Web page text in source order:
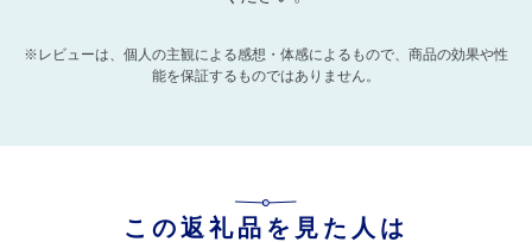
※レビューは、個人の主観による感想・体感によるもので、商品の効果や性
能を保証するものではありません。
この返礼品を見た人は